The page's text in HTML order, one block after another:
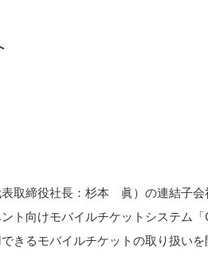
取締役社長：杉本 眞）の連結子
向けモバイルチケットシステム
きるモバイルチケットの取り扱いを